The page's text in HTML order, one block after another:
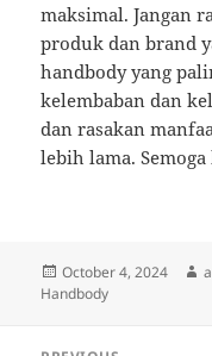
maksimal. Jangan
produk dan brand
handbody yang
kelembaban dan
dan rasakan
lebih lama.
Posted
on
October 4, 2024
Handbody